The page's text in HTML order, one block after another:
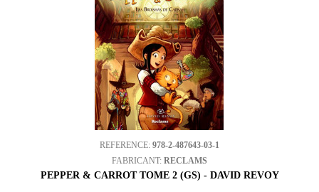
REFERENCE: 978-2-487643-03-1
FABRICANT: RECLAMS
PEPPER & CARROT TOME 2 (GS) - DAVID REVOY